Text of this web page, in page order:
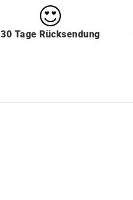
30 Tage Rücksendung